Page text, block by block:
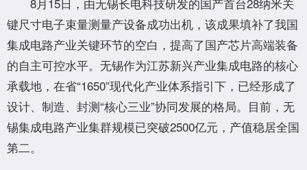
键尺寸电子束量测量产设备成功出机，该成果填补了我国
集成电路产业关键环节的空白，提高了国产芯片高端装备
的自主可控水平。无锡作为江苏新兴产业集成电路的核心
承载地，在省“1650”现代化产业体系指引下，已经形成了
设计、制造、封测“核心三业”协同发展的格局。目前，无
锡集成电路产业集群规模已突破2500亿元，产值稳居全国
第二。